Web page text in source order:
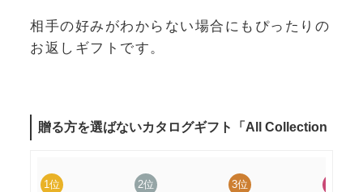
相手の好みがわからない場合にもぴったりの
お返しギフトです。